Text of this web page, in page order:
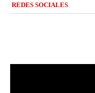
REDES SOCIALES